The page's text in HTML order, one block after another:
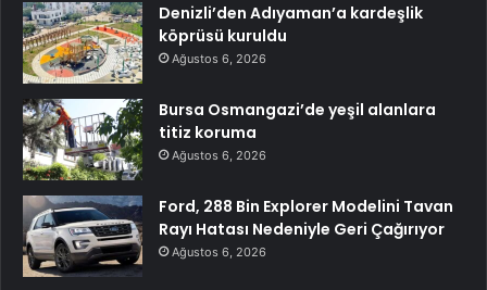
Denizli’den Adıyaman’a kardeşlik
köprüsü kuruldu
Ağustos 6, 2026
Bursa Osmangazi’de yeşil alanlara
titiz koruma
Ağustos 6, 2026
Ford, 288 Bin Explorer Modelini Tavan
Rayı Hatası Nedeniyle Geri Çağırıyor
Ağustos 6, 2026